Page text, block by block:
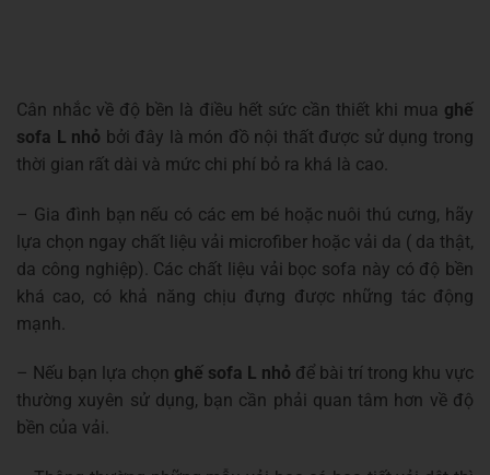
Cân nhắc về độ bền là điều hết sức cần thiết khi mua ghế
sofa L nhỏ bởi đây là món đồ nội thất được sử dụng trong
thời gian rất dài và mức chi phí bỏ ra khá là cao.
– Gia đình bạn nếu có các em bé hoặc nuôi thú cưng, hãy
lựa chọn ngay chất liệu vải microfiber hoặc vải da ( da thật,
da công nghiệp). Các chất liệu vải bọc sofa này có độ bền
khá cao, có khả năng chịu đựng được những tác động
mạnh.
– Nếu bạn lựa chọn ghế sofa L nhỏ để bài trí trong khu vực
thường xuyên sử dụng, bạn cần phải quan tâm hơn về độ
bền của vải.